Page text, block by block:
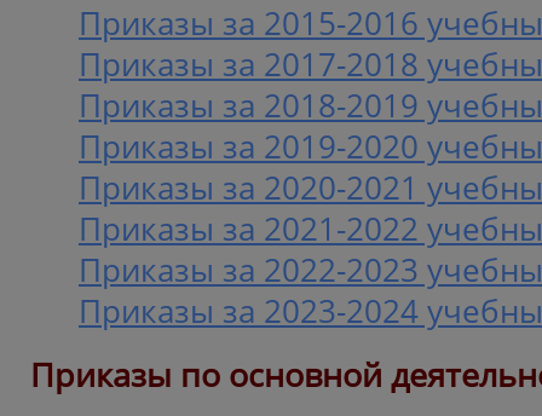
Приказы за 2015-2016
Приказы за 2017-2018
Приказы за 2018-2019
Приказы за 2019-2020
Приказы за 2020-2021
Приказы за 2021-2022
Приказы за 2022-2023
Приказы за 2023-2024
Приказы по основной